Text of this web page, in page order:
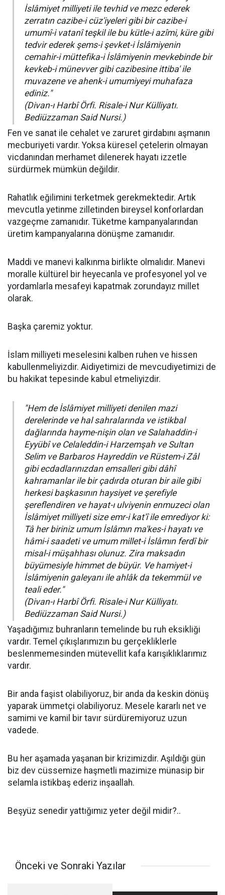
İslâmiyet milliyeti ile tevhid ve mezc ederek
zerratın cazibe-i cüz'iyeleri gibi bir cazibe-i
umumî-i vatanî teşkil ile bu kütle-i azîmi, küre gibi
tedvir ederek şems-i şevket-i İslâmiyenin
cemahir-i müttefika-i İslâmiyenin mevkebinde bir
kevkeb-i münevver gibi cazibesine ittiba' ile
muvazene ve ahenk-i umumiyeyi muhafaza
ediniz."
(Divan-ı Harbî Örfi. Risale-i Nur Külliyatı.
Bediüzzaman Said Nursi.)
Fen ve sanat ile cehalet ve zaruret girdabını aşmanın
mecburiyeti vardır. Yoksa küresel çetelerin olmayan
vicdanından merhamet dilenerek hayatı izzetle
sürdürmek mümkün değildir.
Rahatlık eğilimini terketmek gerekmektedir. Artık
mevcutla yetinme zilletinden bireysel konforlardan
vazgeçme zamanıdır. Tüketme kampanyalarından
üretim kampanyalarına dönüşme zamanıdır.
Maddi ve manevi kalkınma birlikte olmalıdır. Manevi
moralle kültürel bir heyecanla ve profesyonel yol ve
yordamlarla mesafeyi kapatmak zorundayız millet
olarak.
Başka çaremiz yoktur.
İslam milliyeti meselesini kalben ruhen ve hissen
kabullenmeliyizdir. Aidiyetimizi de mevcudiyetimizi de
bu hakikat tepesinde kabul etmeliyizdir.
"Hem de İslâmiyet milliyeti denilen mazi
derelerinde ve hal sahralarında ve istikbal
dağlarında hayme-nişin olan ve Salahaddin-i
Eyyübî ve Celaleddin-i Harzemşah ve Sultan
Selim ve Barbaros Hayreddin ve Rüstem-i Zâl
gibi ecdadlarınızdan emsalleri gibi dâhî
kahramanlar ile bir çadırda oturan bir aile gibi
herkesi başkasının haysiyet ve şerefiyle
şereflendiren ve hayat-ı ulviyenin enmuzeci olan
İslâmiyet milliyeti size emr-i kat'î ile emrediyor ki:
Tâ her biriniz umum İslâmın ma'kes-i hayatı ve
hâmi-i saadeti ve umum millet-i İslâmın ferdî bir
misal-i müşahhası olunuz. Zira maksadın
büyümesiyle himmet de büyür. Ve hamiyet-i
İslâmiyenin galeyanı ile ahlâk da tekemmül ve
teali eder."
(Divan-ı Harbî Örfi. Risale-i Nur Külliyatı.
Bediüzzaman Said Nursi.)
Yaşadığımız buhranların temelinde bu ruh eksikliği
vardır. Temel çıkışlarımızın bu gerçekliklerle
beslenmemesinden mütevellit kafa karışıklıklarımız
vardır.
Bir anda faşist olabiliyoruz, bir anda da keskin dönüş
yaparak ümmetçi olabiliyoruz. Mesele kararlı net ve
samimi ve kamil bir tavır sürdüremiyoruz uzun
vadede.
Bu her aşamada yaşanan bir krizimizdir. Aşıldığı gün
biz dev cüssemize haşmetli mazimize münasip bir
selamla istikbaş ederiz inşaallah.
Beşyüz senedir yattığımız yeter değil midir?..
Önceki ve Sonraki Yazılar